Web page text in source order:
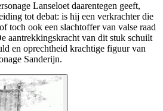
Lanseloet daarentegen geeft,
tot debat: is hij een verkrachter die
toch ook een slachtoffer van valse raad
aantrekkingskracht van dit stuk schuilt
en oprechtheid krachtige figuur van
Sanderijn.